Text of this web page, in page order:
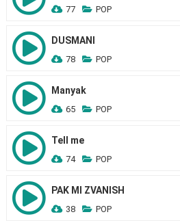
77 POP
DUSMANI
78 POP
Manyak
65 POP
Tell me
74 POP
PAK MI ZVANISH
38 POP